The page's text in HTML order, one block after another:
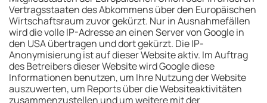
Vertragsstaaten des Abkommens über den Europäischen
Wirtschaftsraum zuvor gekürzt. Nur in Ausnahmefällen
wird die volle IP-Adresse an einen Server von Google in
den USA übertragen und dort gekürzt. Die IP-
Anonymisierung ist auf dieser Website aktiv. Im Auftrag
des Betreibers dieser Website wird Google diese
Informationen benutzen, um Ihre Nutzung der Website
auszuwerten, um Reports über die Websiteaktivitäten
zusammenzustellen und um weitere mit der